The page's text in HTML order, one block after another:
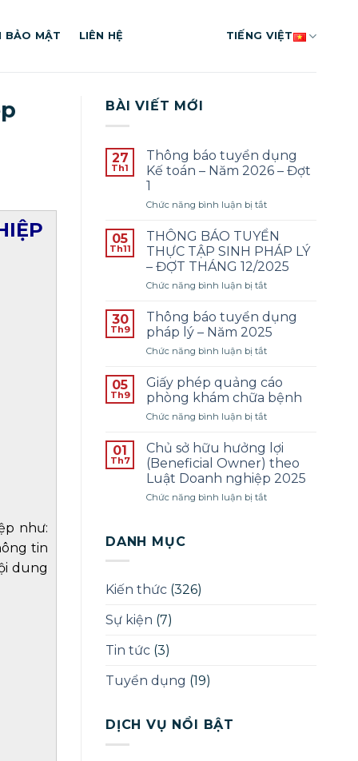
BẢO MẬT LIÊN HỆ TIẾNG VIỆT
như:
tin
dung
BÀI VIẾT MỚI
27
Th1
Thông báo tuyển dụng
Kế toán – Năm 2026 – Đợt
1
Chức năng bình luận bị tắtở
báo
tuyển
dụng
Kế
toán
Năm
2026
–
Đợt
05
Th11
THÔNG BÁO TUYỂN
THỰC TẬP SINH PHÁP LÝ
– ĐỢT THÁNG 12/2025
Chức năng bình luận bị tắtở
BÁO
TUYỂN
THỰC
TẬP
PHÁP
LÝ
ĐỢT
12/2025
30
Th9
Thông báo tuyển dụng
pháp lý – Năm 2025
Chức năng bình luận bị tắtở
báo
tuyển
dụng
pháp
–
Năm
2025
05
Th9
Giấy phép quảng cáo
phòng khám chữa bệnh
Chức năng bình luận bị tắtở
phép
quảng
cáo
phòng
khám
01
Th7
Chủ sở hữu hưởng lợi
(Beneficial Owner) theo
Luật Doanh nghiệp 2025
Chức năng bình luận bị tắtở
DANH MỤC
Kiến thức (326)
Sự kiện (7)
Tin tức (3)
Tuyển dụng (19)
DỊCH VỤ NỔI BẬT